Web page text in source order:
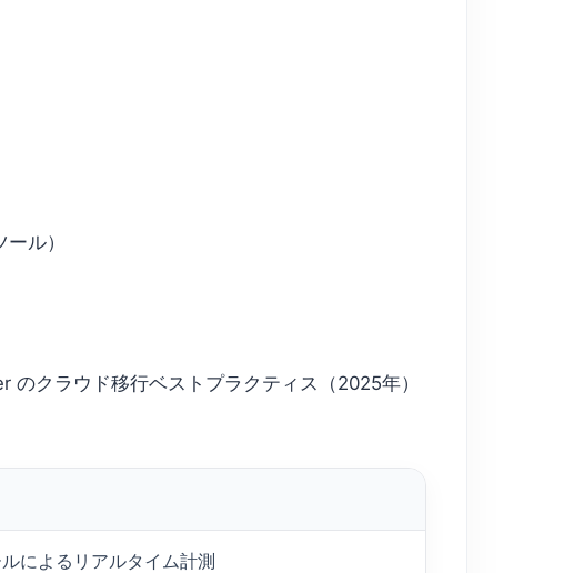
ル）
のクラウド移行ベストプラクティス（2025年）
によるリアルタイム計測